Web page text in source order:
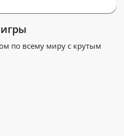
по всему миру с крутым